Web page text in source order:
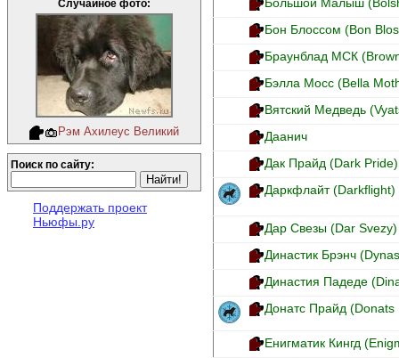
Случайное фото:
Рэм Ахилеус Великий
Поиск по сайту:
Поддержать проект
Ньюфы.ру
Большой Малыш
Бон Блоссом (Bon
Браунблад МСК
Бэлла Мосс (Bella
Вятский Медведь
Даанич
Дак Прайд (Dark Pride)
Даркфлайт (Darkflight)
Дар Свезы (Dar Svezy)
Династик Брэнч
Династия Падеде
Донатс Прайд (Donats
Енигматик Кингд